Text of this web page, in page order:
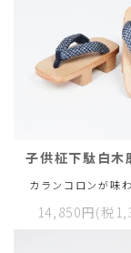
子供柾下駄白木
カランコロンが味
14,850円(税